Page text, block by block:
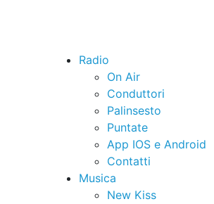
Radio
On Air
Conduttori
Palinsesto
Puntate
App IOS e Android
Contatti
Musica
New Kiss